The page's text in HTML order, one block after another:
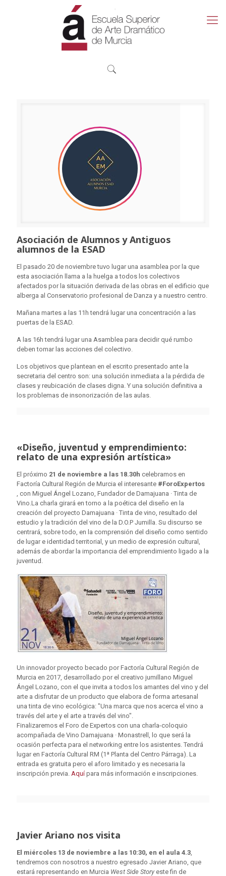
Asociación de Alumnos y Antiguos
alumnos de la ESAD
El pasado 20 de noviembre tuvo lugar una asamblea por la que
esta asociación llama a la huelga a todos los colectivos
afectados por la situación derivada de las obras en el edificio que
alberga al Conservatorio profesional de Danza y a nuestro centro.
Mañana martes a las 11h tendrá lugar una concentración a las
puertas de la ESAD.
A las 16h tendrá lugar una Asamblea para decidir qué rumbo
deben tomar las acciones del colectivo.
Los objetivos que plantean en el escrito presentado ante la
secretaria del centro son: una solución inmediata a la pérdida de
clases y reubicación de clases digna. Y una solución definitiva a
los problemas de insonorización de las aulas.
«Diseño, juventud y emprendimiento:
relato de una expresión artística»
El próximo 21 de noviembre a las 18.30h celebramos en
Factoría Cultural Región de Murcia el interesante #ForoExpertos
, con Miguel Ángel Lozano, Fundador de Damajuana · Tinta de
Vino.La charla girará en torno a la poética del diseño en la
creación del proyecto Damajuana · Tinta de vino, resultado del
estudio y la tradición del vino de la D.O.P Jumilla. Su discurso se
centrará, sobre todo, en la comprensión del diseño como sentido
de lugar e identidad territorial, y un medio de expresión cultural,
además de abordar la importancia del emprendimiento ligado a la
juventud.
Un innovador proyecto becado por Factoría Cultural Región de
Murcia en 2017, desarrollado por el creativo jumillano Miguel
Ángel Lozano, con el que invita a todos los amantes del vino y del
arte a disfrutar de un producto que elabora de forma artesanal
una tinta de vino ecológica: "Una marca que nos acerca el vino a
través del arte y el arte a través del vino".
Finalizaremos el Foro de Expertos con una charla-coloquio
acompañada de Vino Damajuana · Monastrell, lo que será la
ocasión perfecta para el networking entre los asistentes. Tendrá
lugar en Factoría Cultural RM (1ª Planta del Centro Párraga). La
entrada es gratuita pero el aforo limitado y es necesaria la
inscripción previa. Aquí para más información e inscripciones.
Javier Ariano nos visita
El miércoles 13 de noviembre a las 10:30, en el aula 4.3,
tendremos con nosotros a nuestro egresado Javier Ariano, que
estará representando en Murcia West Side Story este fin de